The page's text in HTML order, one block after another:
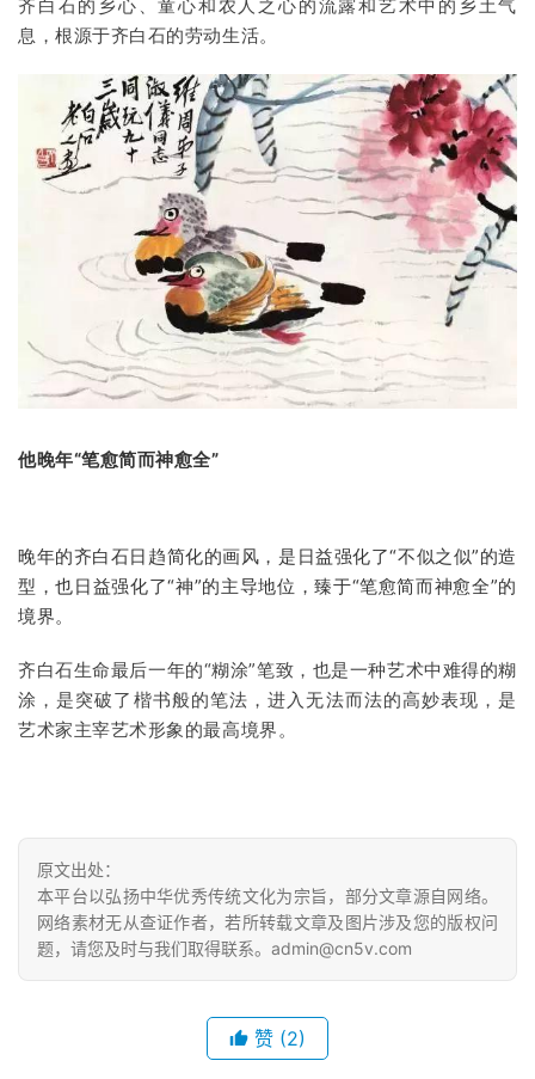
齐白石的乡心、童心和农人之心的流露和艺术中的乡土气
息，根源于齐白石的劳动生活。
他晚年“笔愈简而神愈全”
晚年的齐白石日趋简化的画风，是日益强化了“不似之似”的造
型，也日益强化了“神”的主导地位，臻于“笔愈简而神愈全”的
境界。
齐白石生命最后一年的“糊涂”笔致，也是一种艺术中难得的糊
涂，是突破了楷书般的笔法，进入无法而法的高妙表现，是
艺术家主宰艺术形象的最高境界。
原文出处：
本平台以弘扬中华优秀传统文化为宗旨，部分文章源自网络。
网络素材无从查证作者，若所转载文章及图片涉及您的版权问
题，请您及时与我们取得联系。admin@cn5v.com
赞 (2)